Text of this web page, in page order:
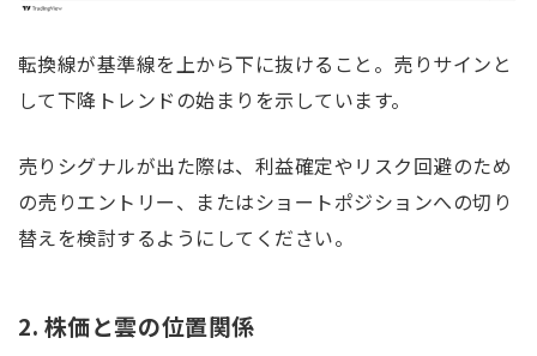
転換線が基準線を上から下に抜けること。売りサインと
して下降トレンドの始まりを示しています。
売りシグナルが出た際は、利益確定やリスク回避のため
の売りエントリー、またはショートポジションへの切り
替えを検討するようにしてください。
2. 株価と雲の位置関係